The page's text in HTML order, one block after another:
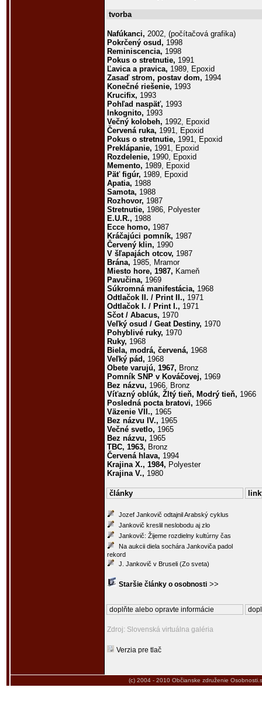
tvorba
Nafúkanci, 2002, (počítačová grafika)
Pokrčený osud, 1998
Reminiscencia, 1998
Pokus o stretnutie, 1991
Ľavica a pravica, 1989, Epoxid
Zasaď strom, postav dom, 1994
Konečné riešenie, 1993
Krucifix, 1993
Pohľad naspäť, 1993
Inkognito, 1993
Večný kolobeh, 1992, Epoxid
Červená ruka, 1991, Epoxid
Pokus o stretnutie, 1991, Epoxid
Preklápanie, 1991, Epoxid
Rozdelenie, 1990, Epoxid
Memento, 1989, Epoxid
Päť figúr, 1989, Epoxid
Apatia, 1988
Samota, 1988
Rozhovor, 1987
Stretnutie, 1986, Polyester
E.U.R., 1988
Ecce homo, 1987
Kráčajúci pomník, 1987
Červený klin, 1990
V šľapajách otcov, 1987
Brána, 1985, Mramor
Miesto hore, 1987, Kameň
Pavučina, 1969
Súkromná manifestácia, 1968
Odtlačok II. / Print II., 1971
Odtlačok I. / Print I., 1971
Sčot / Abacus, 1970
Veľký osud / Geat Destiny, 1970
Pohyblivé ruky, 1970
Ruky, 1968
Biela, modrá, červená, 1968
Veľký pád, 1968
Obete varujú, 1967, Bronz
Pomník SNP v Kováčovej, 1969
Bez názvu, 1966, Bronz
Víťazný oblúk, Žltý tieň, Modrý tieň, 1966
Posledná pocta bratovi, 1966
Väzenie VII., 1965
Bez názvu IV., 1965
Večné svetlo, 1965
Bez názvu, 1965
TBC, 1963, Bronz
Červená hlava, 1994
Krajina X., 1984, Polyester
Krajina V., 1980
články
Jozef Jankovič odtajnil Arabský cyklus
Jankovič kreslil neslobodu aj zlo
Jankovič: Žijeme rozdielny kultúrny čas
Na aukcii diela sochára Jankoviča padol
rekord
J. Jankovič v Bruseli (Zo sveta)
Staršie články o osobnosti >>
doplňte alebo opravte informácie
Zdroj: Slovenská virtuálna galéria
Verzia pre tlač
(c) 2004 - 2010 Občianske združenie